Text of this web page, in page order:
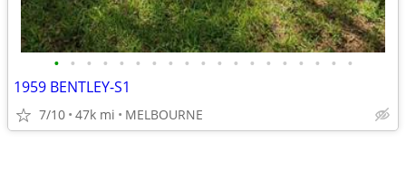
• • • • • • • • • • • • • • • • • • •
1959 BENTLEY-S1
7/10 47k mi MELBOURNE